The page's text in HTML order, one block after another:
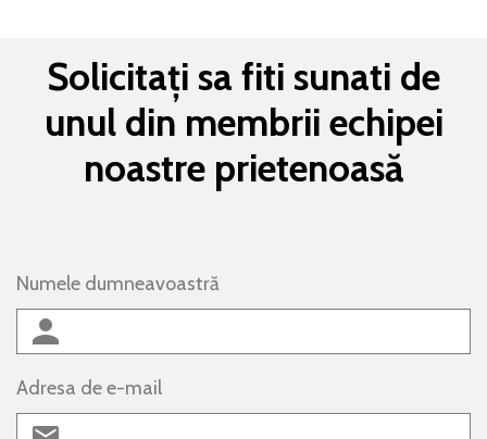
Solicitați sa fiti sunati de
unul din membrii echipei
noastre prietenoasă
Numele dumneavoastră
Adresa de e-mail